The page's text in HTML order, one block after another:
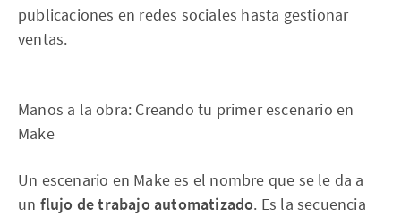
publicaciones en redes sociales hasta gestionar
ventas.
Manos a la obra: Creando tu primer escenario en
Make
Un escenario en Make es el nombre que se le da a
un flujo de trabajo automatizado. Es la secuencia